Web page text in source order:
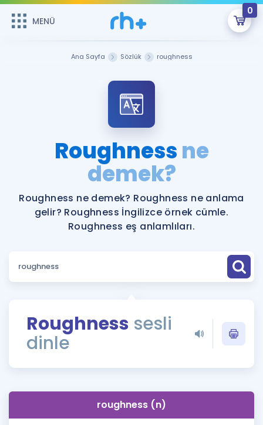
MENÜ
0
Şifremi Hatırlamıyorum
Sepetin Şu An Boş.
Remzi Hoca ile seni sınava hazırlayacak onlarca eğitim seni
bekliyor!
MENÜ
Katılımcı Görüşleri
Faydalı Araçlar
Ücretsiz Kaynaklar
Puan Hesaplama
ÖSYM Sınav Takvimi
Kampanyalar
İngilizce Gramer
İngilizce Gramer
Ana Sayfa Sözlük roughness
Roughnessne
demek?
Roughness ne demek? Roughness ne anlama
gelir? Roughness İngilizce örnek cümle.
Roughness eş anlamlıları.
Roughness sesli
dinle
roughness (n)